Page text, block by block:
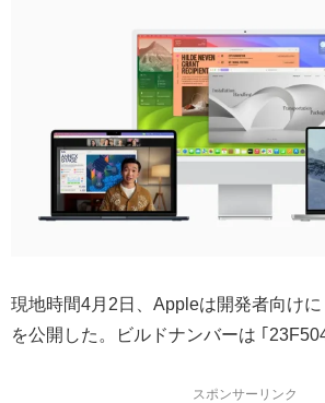
現地時間4月2日、Appleは開発者向けに
を公開した。ビルドナンバーは ｢
スポンサーリンク